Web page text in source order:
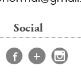
Social